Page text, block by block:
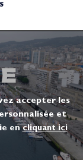
accepter les
et
encliquant ici